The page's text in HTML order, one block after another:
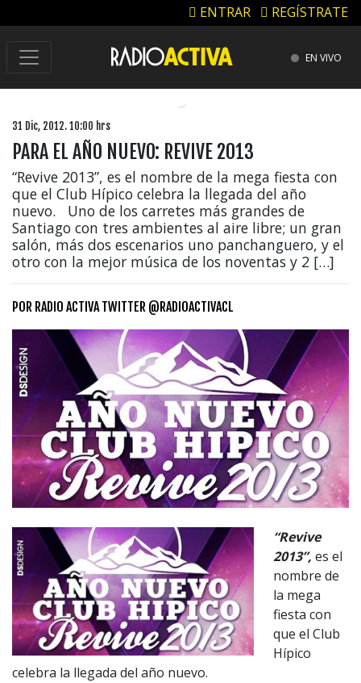
ENTRAR REGÍSTRATE
EN VIVO
31 Dic, 2012. 10:00 hrs
PARA EL AÑO NUEVO: REVIVE 2013
“Revive 2013”, es el nombre de la mega fiesta con
que el Club Hípico celebra la llegada del año
nuevo. Uno de los carretes más grandes de
Santiago con tres ambientes al aire libre; un gran
salón, más dos escenarios uno panchanguero, y el
otro con la mejor música de los noventas y 2 […]
POR RADIO ACTIVA TWITTER @RADIOACTIVACL
“Revive
2013”, es el
nombre de
la mega
fiesta con
que el Club
Hípico
celebra la llegada del año nuevo.